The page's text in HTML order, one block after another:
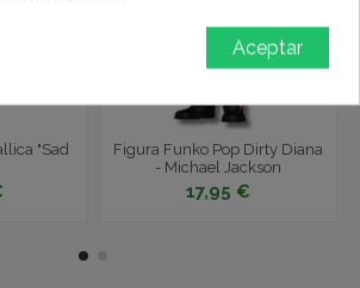
"Sad
Figura Funko Pop Dirty Diana
- Michael Jackson
17,95 €
Aceptar